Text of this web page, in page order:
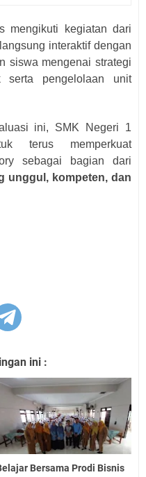
mengikuti kegiatan dari
interaktif dengan
siswa mengenai strategi
serta pengelolaan unit
ini, SMK Negeri 1
terus memperkuat
sebagai bagian dari
unggul, kompeten, dan
ini :
Bersama Prodi Bisnis